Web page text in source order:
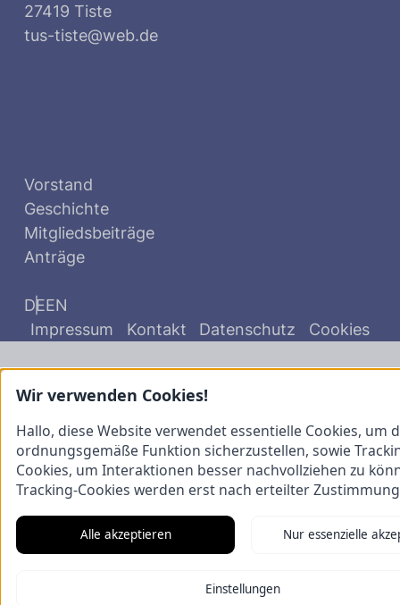
27419 Tiste
tus-tiste@web.de
Vorstand
Geschichte
Mitgliedsbeiträge
Anträge
DEEN
Impressum
Kontakt Datenschutz Cookies
Wir verwenden Cookies!
Hallo, diese Website verwendet essentielle Cookies, um
ordnungsgemäße Funktion sicherzustellen, sowie
Cookies, um Interaktionen besser nachvollziehen zu
Tracking-Cookies werden erst nach erteilter
Alle akzeptieren Nur essenzielle
Einstellungen